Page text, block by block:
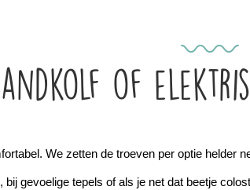
of
We zetten de troeven per optie helder
gevoelige tepels of als je net dat beetje